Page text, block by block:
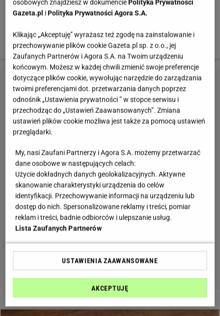
z cynamonem i jogurtem naturalnym. Smacznego.
Podawaj ze szklanką niesłodzonego soku.
2 z 5
osobowych znajdziesz w dokumenciePolityka Prywatności
Gazeta.pl iPolityka Prywatności Agora S.A.
Klikając „Akceptuję” wyrażasz też zgodę na zainstalowanie i
przechowywanie plików cookie Gazeta.pl sp. z o.o., jej
Zaufanych Partnerów i Agora S.A. na Twoim urządzeniu
końcowym. Możesz w każdej chwili zmienić swoje preferencje
dotyczące plików cookie, wywołując narzędzie do zarządzania
twoimi preferencjami dot. przetwarzania danych poprzez
odnośnik „Ustawienia prywatności ” w stopce serwisu i
przechodząc do „Ustawień Zaawansowanych”. Zmiana
ustawień plików cookie możliwa jest także za pomocą ustawień
przeglądarki.
My, nasi Zaufani Partnerzy i Agora S.A. możemy przetwarzać
dane osobowe w następujących celach:
Użycie dokładnych danych geolokalizacyjnych. Aktywne
skanowanie charakterystyki urządzenia do celów
identyfikacji. Przechowywanie informacji na urządzeniu lub
dostęp do nich. Spersonalizowane reklamy i treści, pomiar
reklam i treści, badnie odbiorców i ulepszanie usług.
Lista Zaufanych Partnerów
USTAWIENIA ZAAWANSOWANE
AKCEPTUJĘ